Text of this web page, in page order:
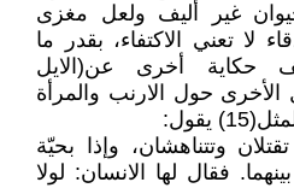
غير أليف ولعل مغزى
لا تعني الاكتفاء، بقدر ما
حكاية أخرى عن(الايل
الأخرى حول الارنب والمرأة
يقول:
وتتناهشان، وإذا بحيّة
فقال لها الانسان: لولا